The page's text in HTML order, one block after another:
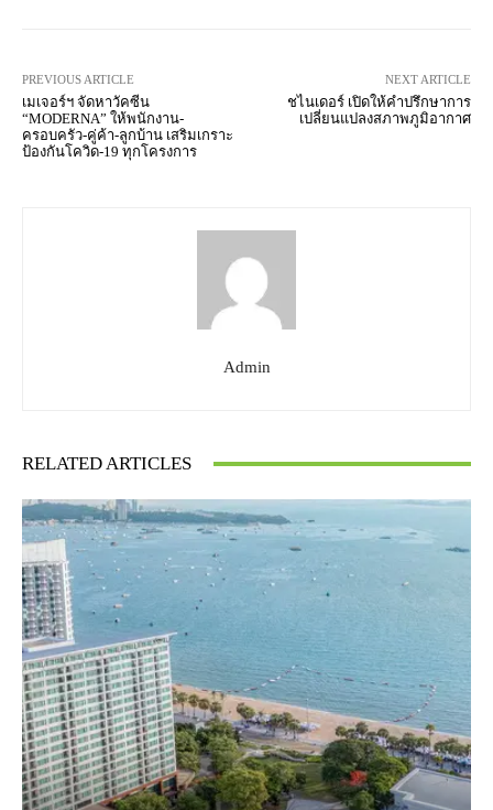
PREVIOUS ARTICLE
เมเจอร์ฯ จัดหาวัคซีน
“MODERNA” ให้พนักงาน-
ครอบครัว-คู่ค้า-ลูกบ้าน เสริมเกราะ
ป้องกันโควิด-19 ทุกโครงการ
NEXT ARTICLE
ชไนเดอร์ เปิดให้คำปรึกษาการ
เปลี่ยนแปลงสภาพภูมิอากาศ
Admin
RELATED ARTICLES